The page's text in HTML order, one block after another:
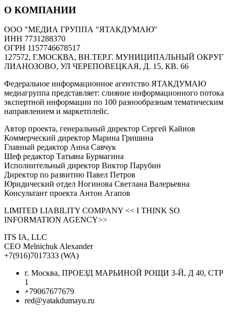
О КОМПАНИИ
ООО "МЕДИА ГРУППА "ЯТАКДУМАЮ"
ИНН 7731288370
ОГРН 1157746678517
127572, Г.МОСКВА, ВН.ТЕР.Г. МУНИЦИПАЛЬНЫЙ ОКРУГ
ЛИАНОЗОВО, УЛ ЧЕРЕПОВЕЦКАЯ, Д. 15, КВ. 66
Федеральное информационное агентство ЯТАКДУМАЮ
медиагруппа представляет: слияние информационного потока
экспертной информации по 100 разнообразным тематическим
направлением и маркетплейс.
Автор проекта, генеральный директор Сергей Кайнов
Коммерческий директор Марина Гришина
Главный редактор Анна Савчук
Шеф редактор Татьяна Бурмагина
Исполнительный директор Виктор Парубин
Директор по развитию Павел Петров
Юридический отдел Ногинова Светлана Валерьевна
Консультант проекта Антон Агапов
LIMITED LIABILITY COMPANY << I THINK SO
INFORMATION AGENCY>>
ITS IA, LLC
CEO Melnichuk Alexander
+7(916)7017333 (WA)
г. Москва, ПРОЕЗД МАРЬИНОЙ РОЩИ 3-Й, Д 40, СТР
1
+79067677679
red@yatakdumayu.ru